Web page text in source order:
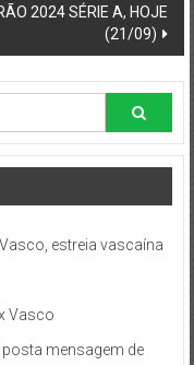
2024 SÉRIE A, HOJE
(21/09)
estreia vascaína
Vasco
mensagem de